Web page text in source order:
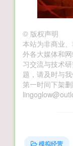
© 版权声明
本站为非商业
外各大媒体和
习交流与技术
题，请及时与
第一时间下架
模拟经营